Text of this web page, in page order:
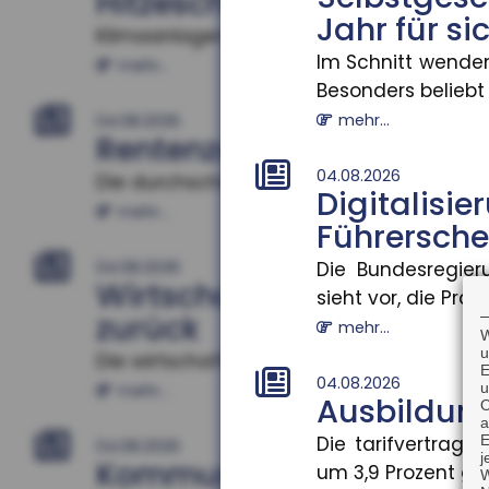
Jahr für
Im Schnitt
Besonders beliebt
mehr...
04.08.2026
Die
sieht vor, die
mehr...
04.08.2026
Die
um 3,9 Prozent
Klimaanlagen zu Hause verbessern
mehr...
Rentenzahlbeträge
Die durchschnittlichen
mehr...
Wirtschaftliche Lage
zurück
Die wirtschaftliche Situation kleiner und
mehr...
Kommunale